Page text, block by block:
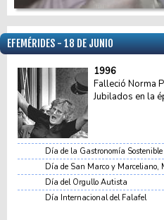
EFEMÉRIDES - 18 DE JUNIO
1996
Falleció Norma
Jubilados en la
Día de la Gastronomía Sostenible
Día de San Marco y Marceliano,
Día del Orgullo Autista
Día Internacional del Falafel